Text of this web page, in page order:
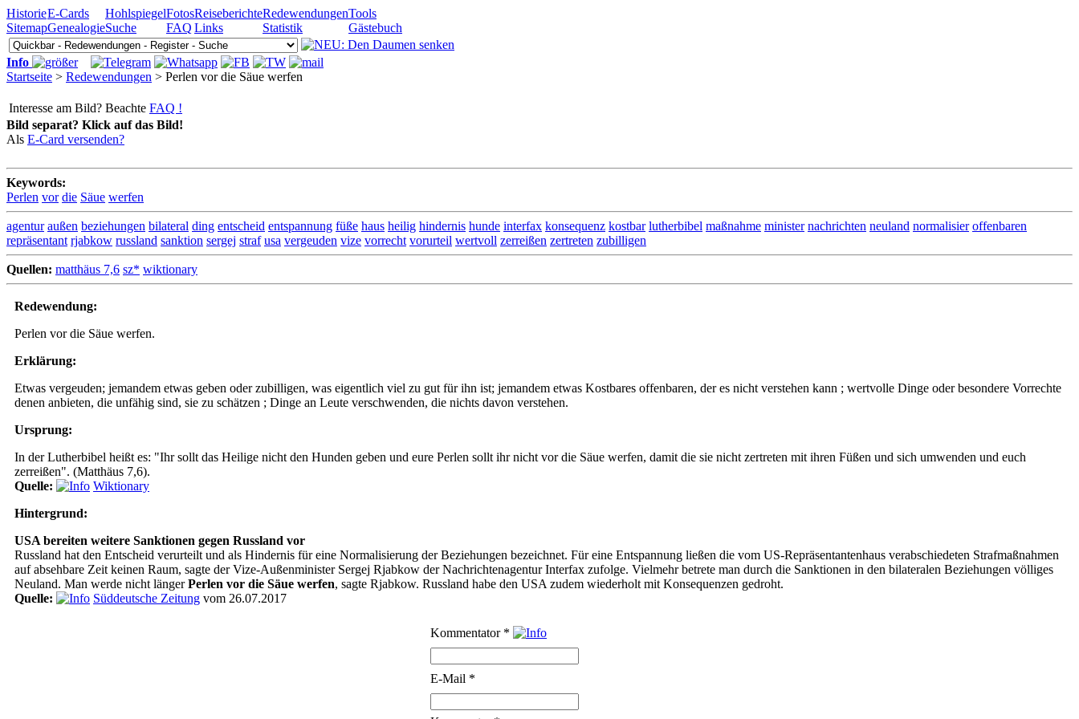
HistorieE-Cards HohlspiegelFotosReiseberichteRedewendungenTools
SitemapGenealogieSuche FAQ Links Statistik Gästebuch
Info
Startseite > Redewendungen > Perlen vor die Säue werfen
Interesse am Bild? Beachte FAQ !
Bild separat? Klick auf das Bild!
Als E-Card versenden?
Keywords:
Perlen vor die Säue werfen
agentur außen beziehungen bilateral ding entscheid entspannung füße haus heilig hindernis hunde interfax konsequenz kostbar lutherbibel maßnahme minister nachrichten neuland normalisier offenbaren
repräsentant rjabkow russland sanktion sergej straf usa vergeuden vize vorrecht vorurteil wertvoll zerreißen zertreten zubilligen
Quellen: matthäus 7,6 sz* wiktionary
Redewendung:
Perlen vor die Säue werfen.
Erklärung:
Etwas vergeuden; jemandem etwas geben oder zubilligen, was eigentlich viel zu gut für ihn ist; jemandem etwas Kostbares offenbaren, der es nicht verstehen kann ; wertvolle Dinge oder besondere Vorrechte
denen anbieten, die unfähig sind, sie zu schätzen ; Dinge an Leute verschwenden, die nichts davon verstehen.
Ursprung:
In der Lutherbibel heißt es: "Ihr sollt das Heilige nicht den Hunden geben und eure Perlen sollt ihr nicht vor die Säue werfen, damit die sie nicht zertreten mit ihren Füßen und sich umwenden und euch
zerreißen". (Matthäus 7,6).
Quelle:
Wiktionary
Hintergrund:
USA bereiten weitere Sanktionen gegen Russland vor
Russland hat den Entscheid verurteilt und als Hindernis für eine Normalisierung der Beziehungen bezeichnet. Für eine Entspannung ließen die vom US-Repräsentantenhaus verabschiedeten Strafmaßnahmen
auf absehbare Zeit keinen Raum, sagte der Vize-Außenminister Sergej Rjabkow der Nachrichtenagentur Interfax zufolge. Vielmehr betrete man durch die Sanktionen in den bilateralen Beziehungen völliges
Neuland. Man werde nicht längerPerlen vor die Säue werfen, sagte Rjabkow. Russland habe den USA zudem wiederholt mit Konsequenzen gedroht.
Quelle:
Süddeutsche Zeitung vom 26.07.2017
Kommentator *
E-Mail *